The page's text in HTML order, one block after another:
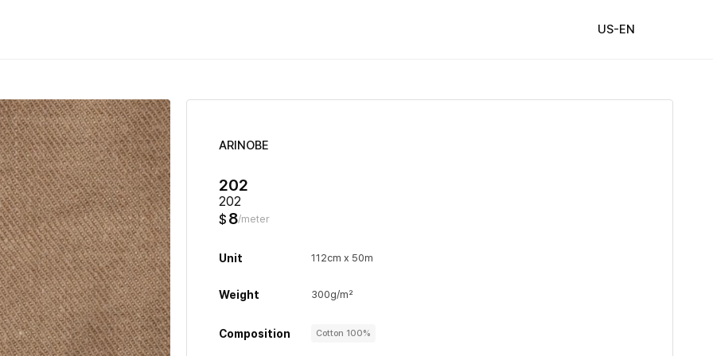
US-EN
ARINOBE
202
202
$ 8/meter
Unit 112cm x 50m
Weight 300g/m²
Composition Cotton 100%